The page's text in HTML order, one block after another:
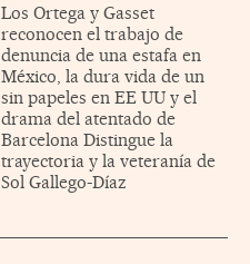
Los Ortega y Gasset
reconocen el trabajo de
denuncia de una estafa en
México, la dura vida de un
sin papeles en EE UU y el
drama del atentado de
Barcelona Distingue la
trayectoria y la veteranía de
Sol Gallego-Díaz